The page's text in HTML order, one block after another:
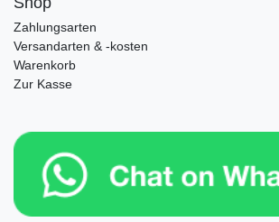
Zahlungsarten
Versandarten & -kosten
Warenkorb
Zur Kasse